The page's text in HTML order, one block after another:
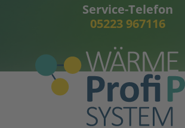
Service-Telefon
05223 967116